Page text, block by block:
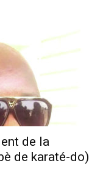
de la
de karaté-do)